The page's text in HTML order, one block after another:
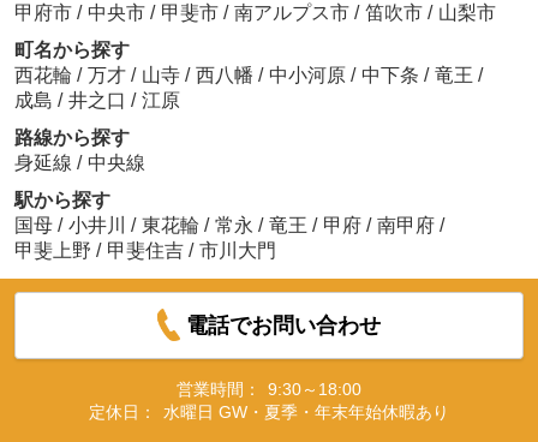
甲府市 / 中央市 / 甲斐市 / 南アルプス市 / 笛吹市 / 山梨市
町名から探す
西花輪 / 万才 / 山寺 / 西八幡 / 中小河原 / 中下条 / 竜王 /
成島 / 井之口 / 江原
路線から探す
身延線 / 中央線
駅から探す
国母 / 小井川 / 東花輪 / 常永 / 竜王 / 甲府 / 南甲府 /
甲斐上野 / 甲斐住吉 / 市川大門
電話でお問い合わせ
営業時間：
9:30～18:00
定休日：
水曜日 GW・夏季・年末年始休暇あり